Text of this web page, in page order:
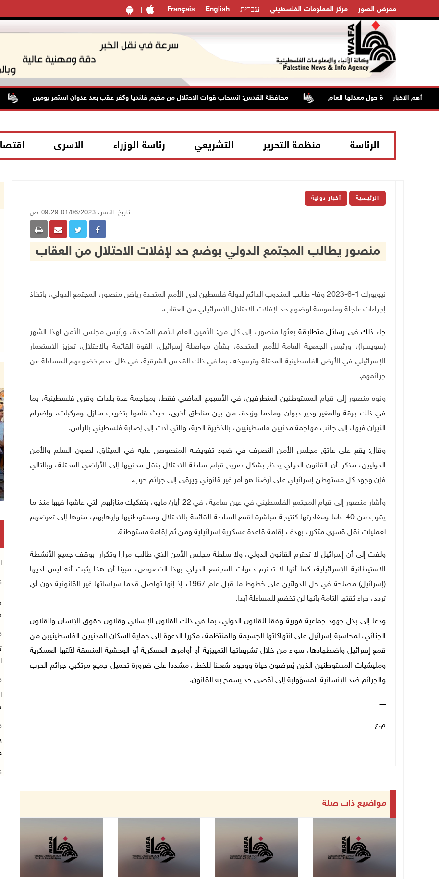
Français English עברית مركز المعلومات الفلسطيني معرض الصور
أهم الاخبار
والحرارة حول معدلها العام محافظة القدس: انسحاب قوات الاحتلال من مخيم قلنديا وكفر عقب بعد عدوان استمر يومين
الرئاسة منظمة التحرير التشريعي رئاسة الوزراء الاسرى
الرئيسية أخبار دولية
تاريخ النشر: 01/06/2023 09:29 ص
منصور يطالب المجتمع الدولي بوضع حد لإفلات الاحتلال من العقاب
نيويورك 1-6-2023 وفا- طالب المندوب الدائم لدولة فلسطين لدى الأمم المتحدة رياض منصور، المجتمع الدولي، باتخاذ
إجراءات عاجلة وملموسة لوضوع حد لإفلات الاحتلال الإسرائيلي من العقاب.
جاء ذلك في رسائل متطابقة بعثها منصور، إلى كل من: الأمين العام للأمم المتحدة، ورئيس مجلس الأمن لهذا الشهر
(سويسرا)، ورئيس الجمعية العامة للأمم المتحدة، بشأن مواصلة إسرائيل، القوة القائمة بالاحتلال، تعزيز الاستعمار
الإسرائيلي في الأرض الفلسطينية المحتلة وترسيخه، بما في ذلك القدس الشرقية، في ظل عدم خضوعهم للمساءلة عن
جرائمهم.
ونوه منصور إلى قيام المستوطنين المتطرفين، في الأسبوع الماضي فقط، بمهاجمة عدة بلدات وقرى فلسطينية، بما
في ذلك برقة والمغير ودير دبوان ومادما وزبدة، من بين مناطق أخرى، حيث قاموا بتخريب منازل ومركبات، وإضرام
النيران فيها، إلى جانب مهاجمة مدنيين فلسطينيين، بالذخيرة الحية، والتي أدت إلى إصابة فلسطيني بالرأس.
وقال: يقع على عاتق مجلس الأمن التصرف في ضوء تفويضه المنصوص عليه في الميثاق، لصون السلم والأمن
الدوليين، مذكرا أن القانون الدولي يحظر بشكل صريح قيام سلطة الاحتلال بنقل مدنييها إلى الأراضي المحتلة، وبالتالي
فإن وجود كل مستوطن إسرائيلي على أرضنا هو أمر غير قانوني ويرقى إلى جرائم حرب.
وأشار منصور إلى قيام المجتمع الفلسطيني في عين سامية، في
22 أيار/ مايو، بتفكيك منازلهم التي عاشوا فيها منذ ما
يقرب من 40 عاما ومغادرتها كنتيجة مباشرة لقمع السلطة القائمة بالاحتلال ومستوطنيها وإرهابهم، منوها إلى تعرضهم
لعمليات نقل قسري متكرر، بهدف إقامة قاعدة عسكرية إسرائيلية ومن ثم إقامة مستوطنة.
ولفت إلى أن إسرائيل لا تحترم القانون الدولي، ولا سلطة مجلس الأمن الذي طالب مرارا وتكرارا بوقف جميع الأنشطة
الاستيطانية الإسرائيلية، كما أنها لا تحترم دعوات المجتمع الدولي بهذا الخصوص، مبينا أن هذا يثبت أنه ليس لديها
(إسرائيل) مصلحة في حل الدولتين على خطوط ما قبل عام 1967، إذ إنها تواصل قدما سياساتها غير القانونية دون أي
تردد، جراء ثقتها التامة بأنها لن تخضع للمساءلة أبدا.
ودعا إلى بذل جهود جماعية فورية وفقا للقانون الدولي، بما في ذلك القانون الإنساني وقانون حقوق الإنسان والقانون
الجنائي، لمحاسبة إسرائيل على انتهاكاتها الجسيمة والمنتظمة، مكررا الدعوة إلى حماية السكان المدنيين الفلسطينيين من
قمع إسرائيل واضطهادها، سواء من خلال تشريعاتها التمييزية أو أوامرها العسكرية أو الوحشية المنسقة لآلتها العسكرية
ومليشيات المستوطنين الذين يُعرضون حياة ووجود شعبنا للخطر، مشددا على ضرورة تحميل جميع مرتكبي جرائم الحرب
والجرائم ضد الإنسانية المسؤولية إلى أقصى حد يسمح به القانون.
ــــــ
م.ع
مواضيع ذات صلة